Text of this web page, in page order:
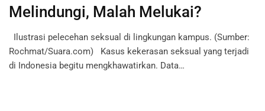
Melindungi, Malah Melukai?
Ilustrasi pelecehan seksual di lingkungan kampus. (Sumber:
Rochmat/Suara.com) Kasus kekerasan seksual yang terjadi
di Indonesia begitu mengkhawatirkan. Data…